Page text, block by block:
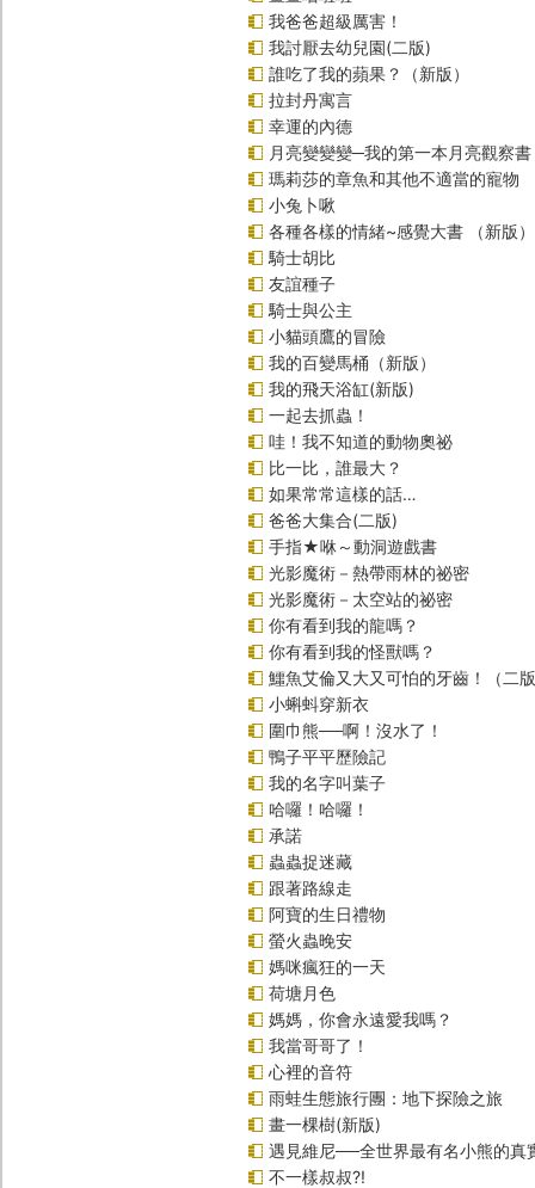
我爸爸超級厲害！
我討厭去幼兒園(二版)
誰吃了我的蘋果？（新版）
拉封丹寓言
幸運的內德
月亮變變變─我的第一本月亮觀察書
瑪莉莎的章魚和其他不適當的寵物
小兔卜啾
各種各樣的情緒~感覺大書 （新版）
騎士胡比
友誼種子
騎士與公主
小貓頭鷹的冒險
我的百變馬桶（新版）
我的飛天浴缸(新版)
一起去抓蟲！
哇！我不知道的動物奧祕
比一比，誰最大？
如果常常這樣的話…
爸爸大集合(二版)
手指★咻～動洞遊戲書
光影魔術－熱帶雨林的祕密
光影魔術－太空站的祕密
你有看到我的龍嗎？
你有看到我的怪獸嗎？
鱷魚艾倫又大又可怕的牙齒！（二
小蝌蚪穿新衣
圍巾熊──啊！沒水了！
鴨子平平歷險記
我的名字叫葉子
哈囉！哈囉！
承諾
蟲蟲捉迷藏
跟著路線走
阿寶的生日禮物
螢火蟲晚安
媽咪瘋狂的一天
荷塘月色
媽媽，你會永遠愛我嗎？
我當哥哥了！
心裡的音符
雨蛙生態旅行團：地下探險之旅
畫一棵樹(新版)
遇見維尼──全世界最有名小熊的真
不一樣叔叔?!